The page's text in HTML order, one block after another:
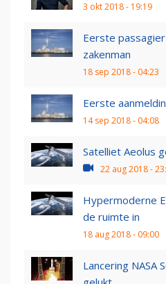
3 okt 2018 - 19:19
Eerste passagier
zakenman
18 sep 2018 - 04:23
Eerste
14 sep 2018 - 04:08
Satelliet Aeolus
22 aug 2018 -
Hypermoderne
de ruimte in
18 aug 2018 - 09:00
Lancering NASA